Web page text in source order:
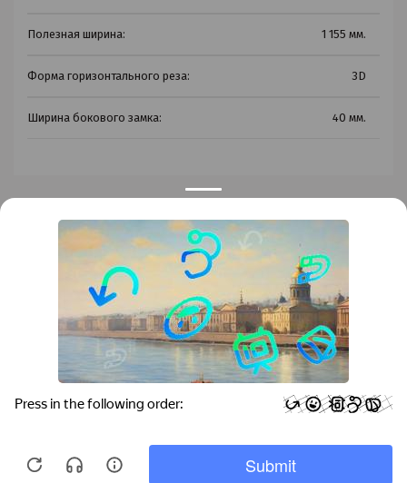
Полезная ширина: 1 155 мм.
Форма горизонтального реза: 3D
Ширина бокового замка: 40 мм.
Контакты
Тимашевск Темрюк
+7 (861) 298-41-90 +7 (861) 298-41-90
Российская, дом 269/10А
krov@krovsystem.com ЗАКАЗАТЬ ЗВОНОК
Информация на данном сайте носит ознакомительный характер и не является
Privacy notice